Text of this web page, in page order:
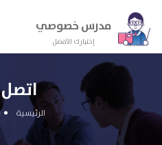
مدرس خصوصي
إختيارك الأفضل
اتصل
الرئيسية